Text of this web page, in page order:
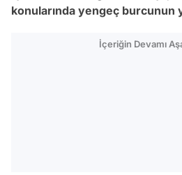
konularında yengeç burcunun
İçeriğin Devamı